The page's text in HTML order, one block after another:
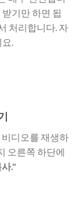
기만 하면 됩
처리합니다. 자
.
디오를 재생하
오른쪽 하단에
."